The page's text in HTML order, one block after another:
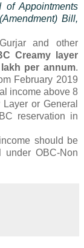
of Appointments
Bill,
and other
Creamy layer
per annum.
February 2019
income above 8
or General
reservation in
should be
OBC-Non